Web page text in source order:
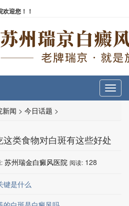
迎您！！
新闻 > 今日话题 >
类食物对白斑有这些好处
苏州瑞金白癜风医院 阅读: 128
键是什么